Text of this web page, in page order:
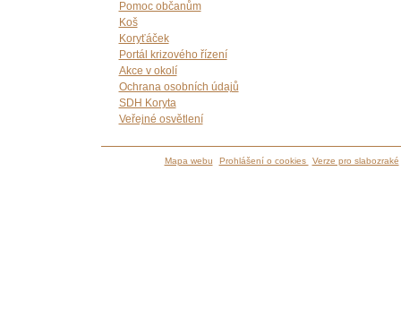
Pomoc občanům
Koš
Koryťáček
Portál krizového řízení
Akce v okolí
Ochrana osobních údajů
SDH Koryta
Veřejné osvětlení
Mapa webu Prohlášení o cookies Verze pro slabozraké